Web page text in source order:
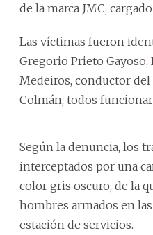
de la marca JMC,
Las víctimas fueron
Gregorio Prieto
Medeiros, conductor del
Colmán, todos
Según la denuncia, los
interceptados por una
color gris oscuro, de la
hombres armados en
estación de servicios.